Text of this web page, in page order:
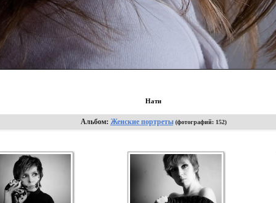
Нати
Альбом: Женские портреты (фотографий: 152)